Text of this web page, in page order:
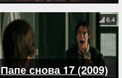
Папе снова 17 (2009)
6.4